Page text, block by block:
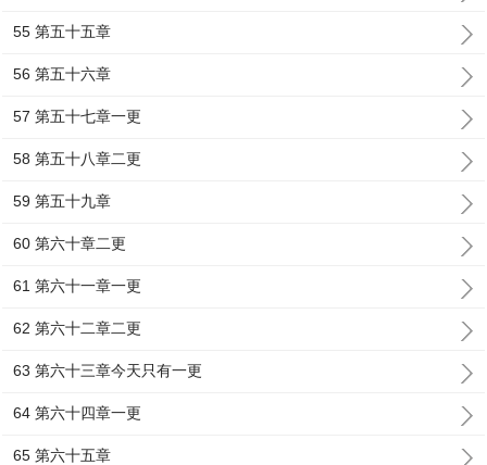
55 第五十五章
56 第五十六章
57 第五十七章一更
58 第五十八章二更
59 第五十九章
60 第六十章二更
61 第六十一章一更
62 第六十二章二更
63 第六十三章今天只有一更
64 第六十四章一更
65 第六十五章